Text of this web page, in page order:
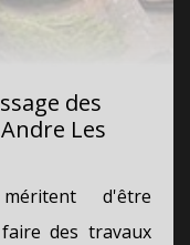
des
Les
d'être
des travaux